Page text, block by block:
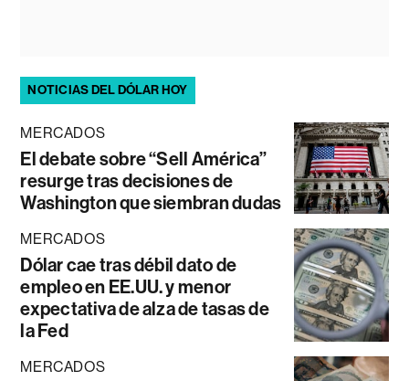
NOTICIAS DEL DÓLAR HOY
MERCADOS
El debate sobre “Sell América”
resurge tras decisiones de
Washington que siembran dudas
MERCADOS
Dólar cae tras débil dato de
empleo en EE.UU. y menor
expectativa de alza de tasas de
la Fed
MERCADOS